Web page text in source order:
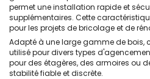
permet une installation rapide et
supplémentaires. Cette
pour les projets de bricolage et de
Adapté à une large gamme de bois,
utilisé pour divers types
pour des étagères, des armoires ou
stabilité fiable et discrète.